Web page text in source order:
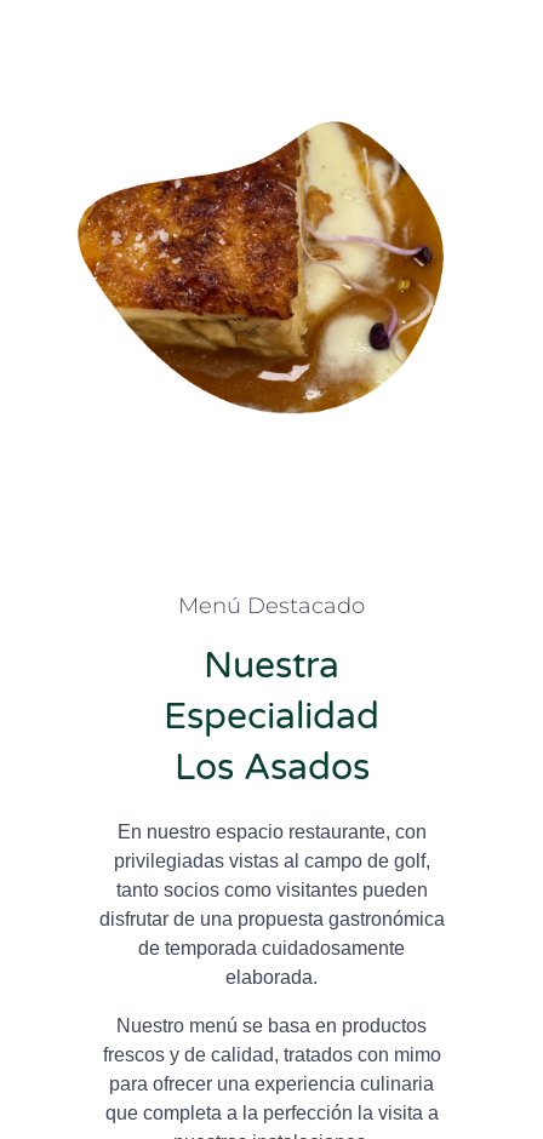
Menú Destacado
Nuestra
Especialidad
Los Asados
En nuestro espacio restaurante, con
privilegiadas vistas al campo de golf,
tanto socios como visitantes pueden
disfrutar de una propuesta gastronómica
de temporada cuidadosamente
elaborada.
Nuestro menú se basa en productos
frescos y de calidad, tratados con mimo
para ofrecer una experiencia culinaria
que completa a la perfección la visita a